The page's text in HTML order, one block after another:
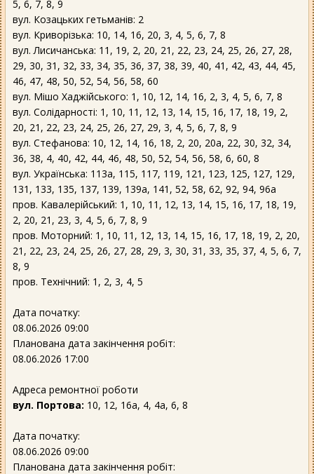
5, 6, 7, 8, 9
вул. Козацьких гетьманів: 2
вул. Криворізька: 10, 14, 16, 20, 3, 4, 5, 6, 7, 8
вул. Лисичанська: 11, 19, 2, 20, 21, 22, 23, 24, 25, 26, 27, 28,
29, 30, 31, 32, 33, 34, 35, 36, 37, 38, 39, 40, 41, 42, 43, 44, 45,
46, 47, 48, 50, 52, 54, 56, 58, 60
вул. Мішо Хаджійського: 1, 10, 12, 14, 16, 2, 3, 4, 5, 6, 7, 8
вул. Солідарності: 1, 10, 11, 12, 13, 14, 15, 16, 17, 18, 19, 2,
20, 21, 22, 23, 24, 25, 26, 27, 29, 3, 4, 5, 6, 7, 8, 9
вул. Стефанова: 10, 12, 14, 16, 18, 2, 20, 20а, 22, 30, 32, 34,
36, 38, 4, 40, 42, 44, 46, 48, 50, 52, 54, 56, 58, 6, 60, 8
вул. Українська: 113а, 115, 117, 119, 121, 123, 125, 127, 129,
131, 133, 135, 137, 139, 139а, 141, 52, 58, 62, 92, 94, 96а
пров. Кавалерійський: 1, 10, 11, 12, 13, 14, 15, 16, 17, 18, 19,
2, 20, 21, 23, 3, 4, 5, 6, 7, 8, 9
пров. Моторний: 1, 10, 11, 12, 13, 14, 15, 16, 17, 18, 19, 2, 20,
21, 22, 23, 24, 25, 26, 27, 28, 29, 3, 30, 31, 33, 35, 37, 4, 5, 6, 7,
8, 9
пров. Технічний: 1, 2, 3, 4, 5
Дата початку:
08.06.2026 09:00
Планована дата закінчення робіт:
08.06.2026 17:00
Адреса ремонтної роботи
вул. Портова: 10, 12, 16а, 4, 4а, 6, 8
Дата початку:
08.06.2026 09:00
Планована дата закінчення робіт: